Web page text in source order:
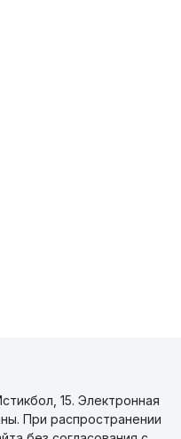
15. Электронная
При распространении